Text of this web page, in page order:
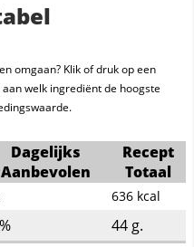
omgaan? Klik of druk op een
welk ingrediënt de hoogste
Dagelijks
Aanbevolen
Recept
Totaal
636 kcal
44 g.